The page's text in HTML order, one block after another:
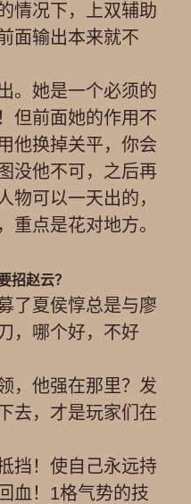
情况下，上双辅助
面输出本来就不
。她是一个必须的
但前面她的作用不
他换掉关平，你会
没他不可，之后再
物可以一天出的，
重点是花对地方。
招赵云？
了夏侯惇总是与廖
，哪个好，不好
，他强在那里？发
去，才是玩家们在
挡！使自己永远持
血！1格气势的技